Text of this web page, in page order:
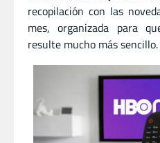
recopilación con las
mes, organizada para
resulte mucho más sencillo.